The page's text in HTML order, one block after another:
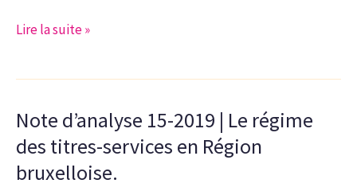
Étude
Les
mouvements
des
entreprises
Lire la suite »
Note d’analyse 15-2019 | Le régime
des titres-services en Région
bruxelloise.